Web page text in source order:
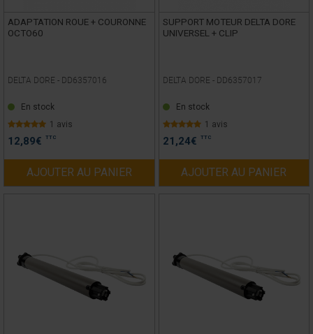
ADAPTATION ROUE + COURONNE
OCTO60
DELTA DORE - DD6357016
En stock
1 avis
12,89€ TTC
AJOUTER AU PANIER
SUPPORT MOTEUR DELTA DORE
UNIVERSEL + CLIP
DELTA DORE - DD6357017
En stock
1 avis
21,24€ TTC
AJOUTER AU PANIER